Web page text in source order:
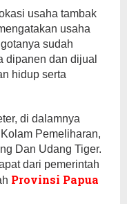
usaha tambak
usaha
sudah
dipanen dan dijual
hidup serta
di dalamnya
Pemeliharan,
Dan Udang Tiger.
dari pemerintah
Provinsi Papua